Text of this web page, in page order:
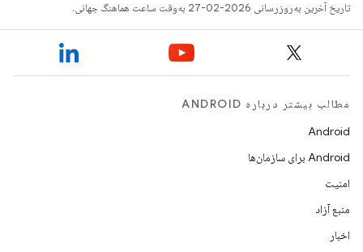
تاریخ آخرین به‌روزرسانی 2026-02-27 به‌وقت ساعت هماهنگ جهانی.
مطالب بیشتر درباره ANDROID
Android
Android برای سازمان‌ها
امنیت
منبع آزاد
اخبار